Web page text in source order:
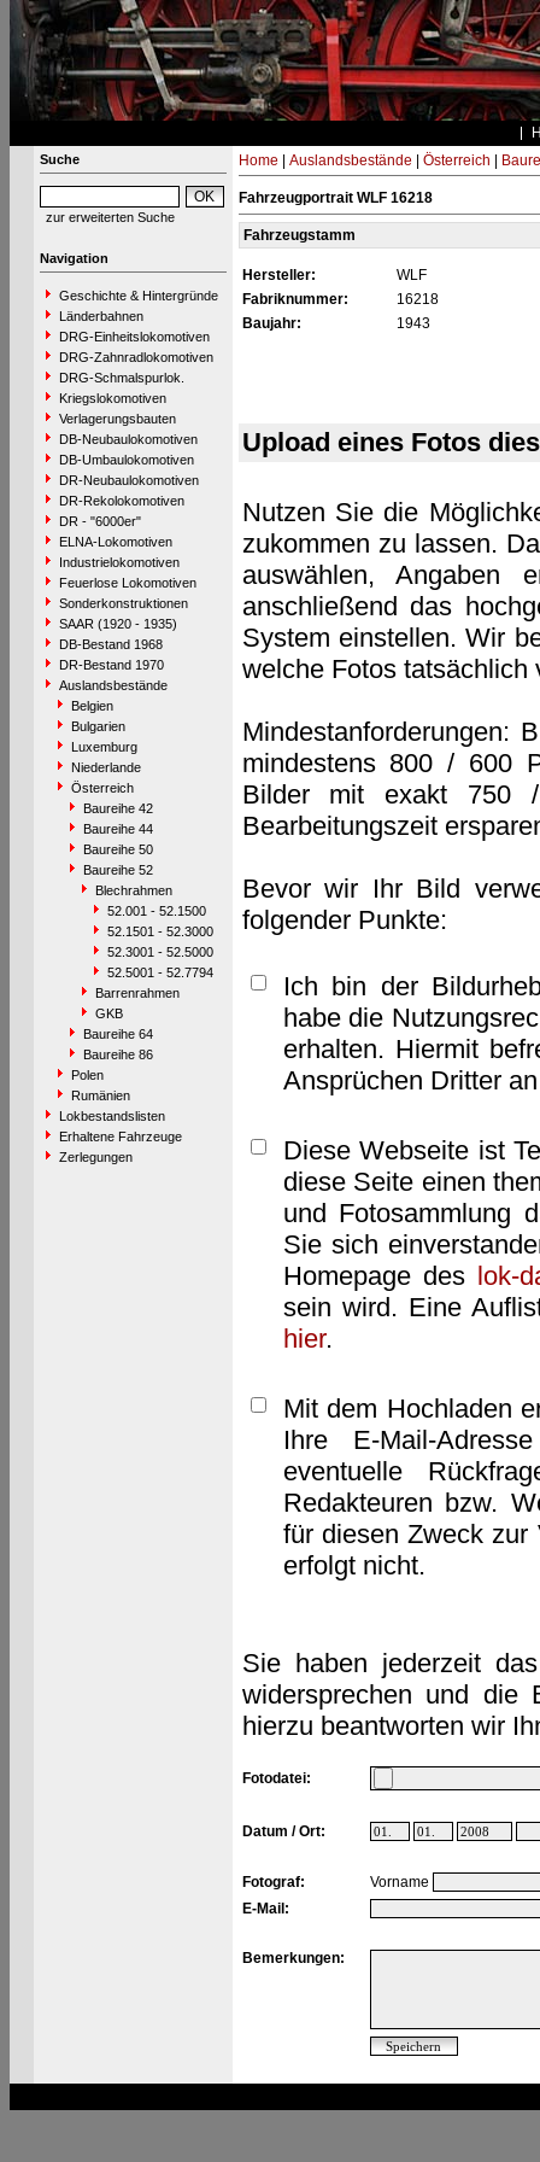
Suche
zur erweiterten Suche
Navigation
Geschichte & Hintergründe
Länderbahnen
DRG-Einheitslokomotiven
DRG-Zahnradlokomotiven
DRG-Schmalspurlok.
Kriegslokomotiven
Verlagerungsbauten
DB-Neubaulokomotiven
DB-Umbaulokomotiven
DR-Neubaulokomotiven
DR-Rekolokomotiven
DR - "6000er"
ELNA-Lokomotiven
Industrielokomotiven
Feuerlose Lokomotiven
Sonderkonstruktionen
SAAR (1920 - 1935)
DB-Bestand 1968
DR-Bestand 1970
Auslandsbestände
Belgien
Bulgarien
Luxemburg
Niederlande
Österreich
Baureihe 42
Baureihe 44
Baureihe 50
Baureihe 52
Blechrahmen
52.001 - 52.1500
52.1501 - 52.3000
52.3001 - 52.5000
52.5001 - 52.7794
Barrenrahmen
GKB
Baureihe 64
Baureihe 86
Polen
Rumänien
Lokbestandslisten
Erhaltene Fahrzeuge
Zerlegungen
Home Auslandsbestände Österreich
Fahrzeugportrait WLF 16218
Fahrzeugstamm
Hersteller:
WLF
Fabriknummer:
16218
Baujahr:
1943
Upload eines Fotos
Nutzen Sie die
zukommen zu lassen.
auswählen, Angaben
anschließend das
System einstellen. Wir
welche Fotos tatsächlich
Mindestanforderungen:
mindestens 800 / 600
Bilder mit exakt 750
Bearbeitungszeit
Bevor wir Ihr Bild
folgender Punkte:
Ich bin der
habe die
erhalten. Hiermit
Ansprüchen Dritter
Diese Webseite ist
diese Seite einen
und Fotosammlung
Sie sich
Homepage des lok-
sein wird. Eine
hier.
Mit dem Hochladen
Ihre E-Mail-
eventuelle
Redakteuren bzw.
für diesen Zweck zur
erfolgt nicht.
Sie haben jederzeit
widersprechen und die
hierzu beantworten wir
Fotodatei:
Datum / Ort:
Fotograf:
Vorname
E-Mail:
Bemerkungen: